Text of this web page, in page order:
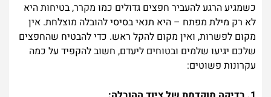
כשמגיע הרגע להעביר חפצים גדולים כמו מקרר, בטיחות היא
לא רק מילת מפתח – היא תנאי בסיסי להובלה מוצלחת. אין
מקום לפשרות, ואין מקום להקל ראש. כדי להבטיח שהחפצים
שלכם יגיעו שלמים ובטוחים ליעדם, חשוב להקפיד על כמה
עקרונות פשוטים: